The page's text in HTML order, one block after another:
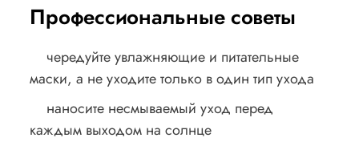
Профессиональные советы
чередуйте увлажняющие и питательные
маски, а не уходите только в один тип ухода
наносите несмываемый уход перед
каждым выходом на солнце